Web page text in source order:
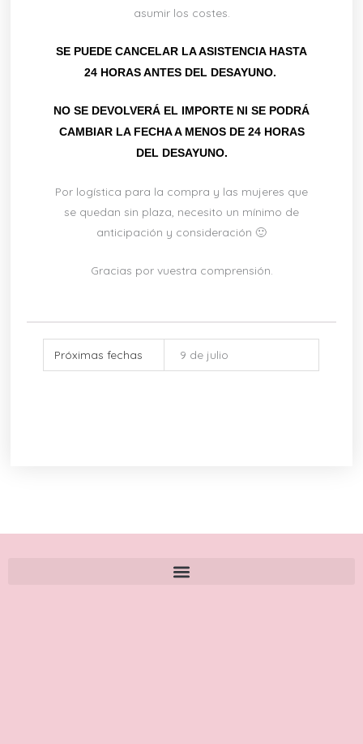
asumir los costes.
SE PUEDE CANCELAR LA ASISTENCIA HASTA
24 HORAS ANTES DEL DESAYUNO.
NO SE DEVOLVERÁ EL IMPORTE NI SE PODRÁ
CAMBIAR LA FECHA A MENOS DE 24 HORAS
DEL DESAYUNO.
Por logística para la compra y las mujeres que
se quedan sin plaza, necesito un mínimo de
anticipación y consideración 🙂
Gracias por vuestra comprensión.
Próximas fechas 9 de julio